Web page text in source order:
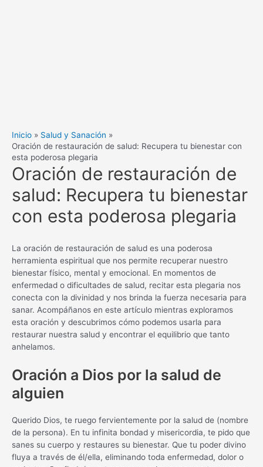
Inicio
Salud y Sanación
Oración de restauración de salud: Recupera tu bienestar con
esta poderosa plegaria
Oración de restauración de
salud: Recupera tu bienestar
con esta poderosa plegaria
La oración de restauración de salud es una poderosa
herramienta espiritual que nos permite recuperar nuestro
bienestar físico, mental y emocional. En momentos de
enfermedad o dificultades de salud, recitar esta plegaria nos
conecta con la divinidad y nos brinda la fuerza necesaria para
sanar. Acompáñanos en este artículo mientras exploramos
esta oración y descubrimos cómo podemos usarla para
restaurar nuestra salud y encontrar el equilibrio que tanto
anhelamos.
Oración a Dios por la salud de
alguien
Querido Dios, te ruego fervientemente por la salud de (nombre
de la persona). En tu infinita bondad y misericordia, te pido que
sanes su cuerpo y restaures su bienestar. Que tu poder divino
fluya a través de él/ella, eliminando toda enfermedad, dolor o